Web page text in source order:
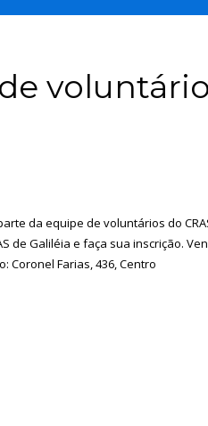
da equipe de voluntários do
de Galiléia e faça sua inscrição.
Coronel Farias, 436, Centro